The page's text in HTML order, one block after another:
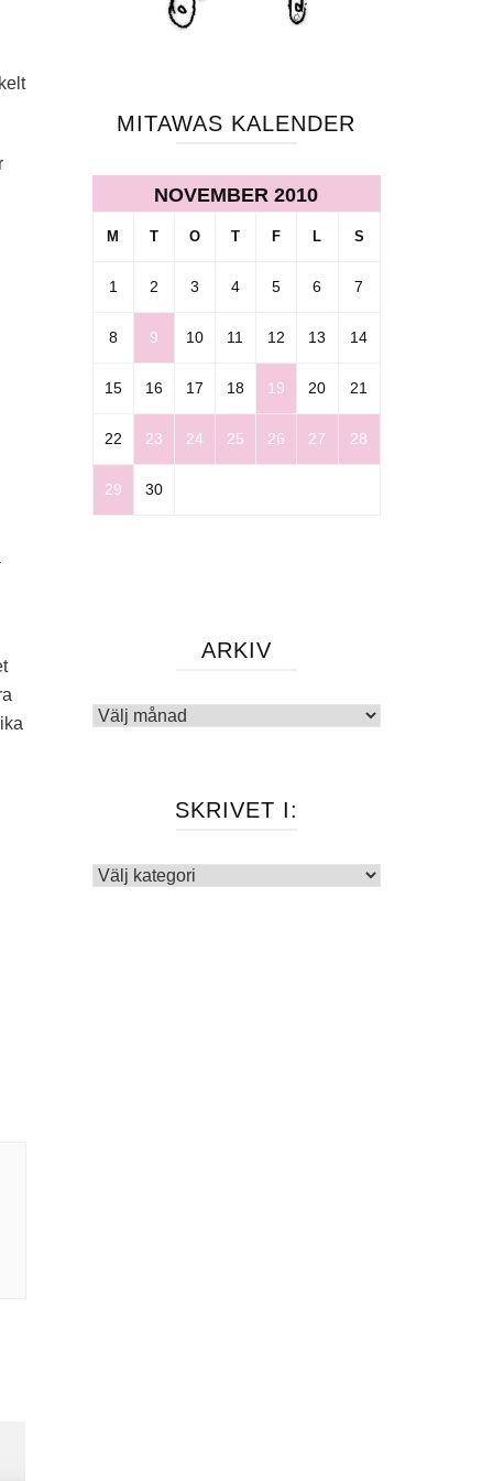
MITAWAS KALENDER
NOVEMBER 2010
M T O T F L S
1 2 3 4 5 6 7
8 9 10 11 12 13 14
15 16 17 18 19 20 21
22 23 24 25 26 27 28
29 30
ARKIV
Arkiv
SKRIVET I:
Skrivet